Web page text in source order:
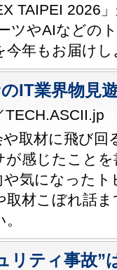
TAIPEI 2026
ツやAIなどの
今年もお届けし
IT業界物見
TECH.ASCII.jp
や取材に飛び回
が感じたこと
や気になったト
取材こぼれ話
リティ事故”